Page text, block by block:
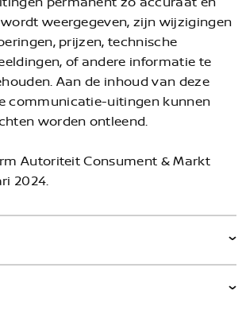
weergegeven, zijn wijzigingen
prijzen, technische
of andere informatie te
Aan de inhoud van deze
communicatie-uitingen kunnen
worden ontleend.
Autoriteit Consument & Markt
2024.